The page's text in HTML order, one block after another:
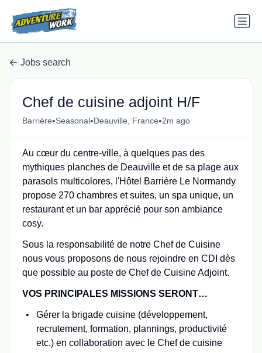
Jobs search
Chef de cuisine adjoint H/F
Barrière•Seasonal•Deauville, France•2m ago
Au cœur du centre-ville, à quelques pas des
mythiques planches de Deauville et de sa plage aux
parasols multicolores, l'Hôtel Barrière Le Normandy
propose 270 chambres et suites, un spa unique, un
restaurant et un bar apprécié pour son ambiance
cosy.
Sous la responsabilité de notre Chef de Cuisine
nous vous proposons de nous rejoindre en CDI dès
que possible au poste de Chef de Cuisine Adjoint.
VOS PRINCIPALES MISSIONS SERONT…
Gérer la brigade cuisine (développement,
recrutement, formation, plannings, productivité
etc.) en collaboration avec le Chef de cuisine